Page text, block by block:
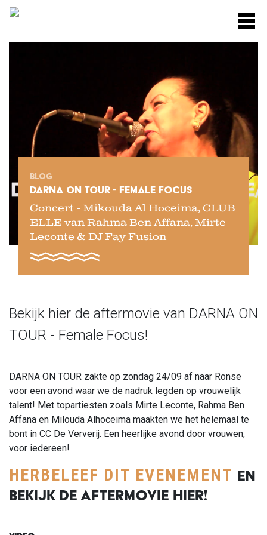
BLOG
DARNA ON TOUR - FEMALE FOCUS
Concert - Mikouda Al Hoceima, CLUB
ELLE van Rahma Ben Affana, Mirte
Leconte & DJ Fay Fusion
Bekijk hier de aftermovie van DARNA ON
TOUR - Female Focus!
DARNA ON TOUR zakte op zondag 24/09 af naar Ronse
voor een avond waar we de nadruk legden op vrouwelijk
talent! Met topartiesten zoals Mirte Leconte, Rahma Ben
Affana en Milouda Alhoceima maakten we het helemaal te
bont in CC De Ververij. Een heerlijke avond door vrouwen,
voor iedereen!
HERBELEEF DIT EVENEMENT EN
BEKIJK DE AFTERMOVIE HIER!